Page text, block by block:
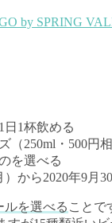
by SPRING
1杯飲める
（250ml・500円相
を選べる
から2020年9月
ルを選べる ことで